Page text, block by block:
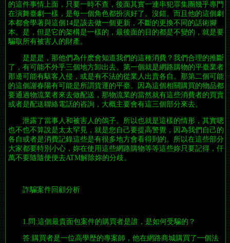
的這件事情上面，只要一時不查，後面其實一連串犯罪集團幾乎專門
在演舞臺劇一樣，是每一個角色都扮演好了。沒錯。而且他的這個劇
本都會學著與這個14是該去做一個更新，不斷的更換不同的話術腳
本。是，但是它的架構是一樣的，最後面的目的都是不變的，就是要
騙取所有被害人的財產。
是是是，那他們為什麽會知道我們的這種消費？我們合理的推斷
了，有可能不外乎三個地方卸出去。第一個就是網路購物的平臺業者
那邊可能有駭客入侵，或是有不法的從業人出賣各自。那第二個可能
的這個謝春陽有可能是所謂貨運的平臺。因為這個相關購買的物品都
要通過物流業者來去做配送，那物流業的當然就有這些消費者的買賣
或者是配送聯絡電話的咨詢，大概主要會有這三個部分來去。
泄露了當事人和被害人的鴿子。所以也就是這樣的情形，其實嗯
也不也不算說是太太罕見，就是您自己要提高警覺，因為我們自己的
各自或者是消費記錄這些是有很多地方會看得到的。所以在這些部分
大家都要特別小心，妳在使用這些網路購物等等這些妳只要記得，仟
萬不要隨隨便便去ATM解除妳的分歧。
詐騙案件回顧分析
1.問:這個最貴面包案件的購買者是誰，是如何受騙的？
答:購買者是一位高學歴的專案師，他在網路商城購買了一個法